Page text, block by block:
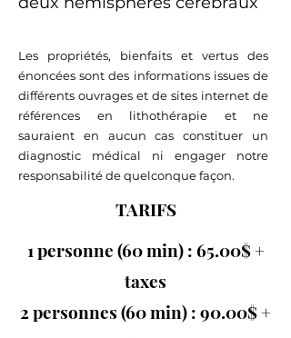
Les propriétés, bienfaits et vertus des
énoncées sont des informations issues de
différents ouvrages et de sites internet de
références en lithothérapie et ne
sauraient en aucun cas constituer un
diagnostic médical ni engager notre
responsabilité de quelconque façon.
TARIFS
1 personne (60 min) : 65.00$ +
taxes
2 personnes (60 min) : 90.00$ +